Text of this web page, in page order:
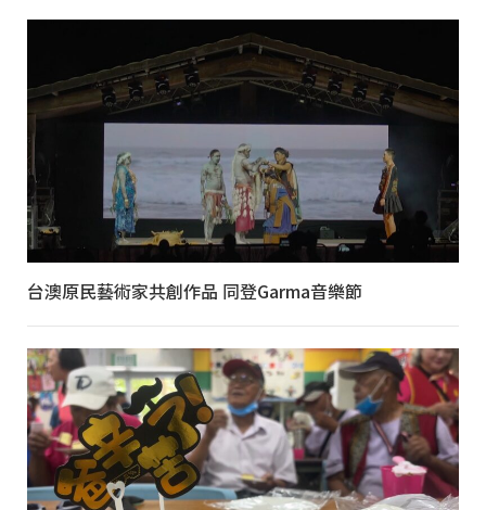
台澳原民藝術家共創作品 同登Garma音樂節